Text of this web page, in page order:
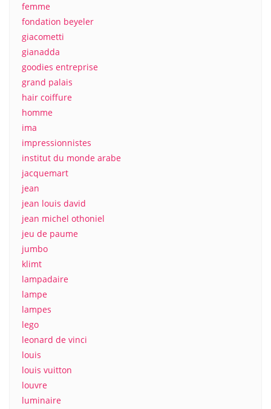
femme
fondation beyeler
giacometti
gianadda
goodies entreprise
grand palais
hair coiffure
homme
ima
impressionnistes
institut du monde arabe
jacquemart
jean
jean louis david
jean michel othoniel
jeu de paume
jumbo
klimt
lampadaire
lampe
lampes
lego
leonard de vinci
louis
louis vuitton
louvre
luminaire